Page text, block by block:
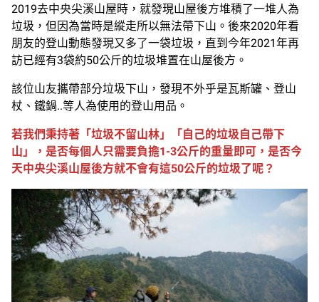
2019去中央尖溪山屋時，就發現山屋後方堆積了一堆人為
垃圾，但因為當時是縱走所以無法帶下山。後來2020年看
朋友的登山動態發現又多了一袋垃圾，直到今年2021年再
訪已經有3袋約50公斤的垃圾堆置在山屋後方。
該位山友攜帶部分垃圾下山，發現不外乎是瓦斯罐、登山
杖、鐵鍋..等人為使用的登山用品。
若我們秉持著「垃圾不留山林」「自己的垃圾自己帶下
山」，是否每個人只需要負擔1-3公斤的重量即可，是否今
天中央尖溪山屋後方就不會有這50公斤的垃圾了呢？